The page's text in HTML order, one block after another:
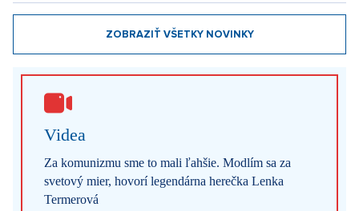
ZOBRAZIŤ VŠETKY NOVINKY
Videa
Za komunizmu sme to mali ľahšie. Modlím sa za
svetový mier, hovorí legendárna herečka Lenka
Termerová